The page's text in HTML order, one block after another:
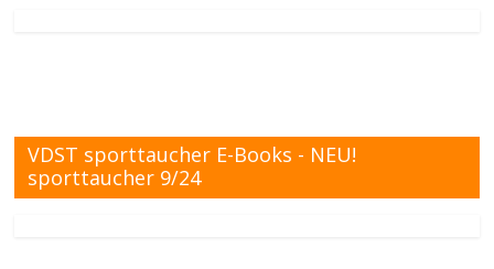
VDST sporttaucher E-Books - NEU!
sporttaucher 9/24